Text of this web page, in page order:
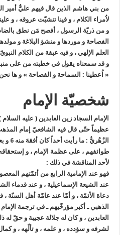
من بني هاشم الذين قال فيهم عليٌّ أمير
لاُمراء الكلام ، و فينا تنشبّت عروقه ، و
و من ذريّة الرسول ، أفصح مَن نطق
الفصاحة و موردها و منشؤ البلاغة و
العلم الإلهي ، و فيه عبقة من الكلام
و قد سمعناه يقول في خطبته من على
« اُعطينا : السماحة و الفصاحة » و ها نحن
شخصيّة الإمام
الإمام السجاد زين العابدين ( عليه
عظيماً حتّى قال فيه الشافعيّ إمام
الزُهْريُّ : ما رأيت أحداً كان أفقهَ منه6 و
طوائفهم ، على عظمة الإمام ، و
لأحد المناقشة في ذلك :
فهو عند الإمامية الرابع من أئمّتهم
عند الشيعة الإسماعيلية ، و عند قدماء
دعاة الأئمّة ، و أمّا عند عامّة أهل السنّة
الذهبي ـ أكبر مؤرخّيهم ـ في ترجمة
العابدين ، و كان له جلالة عجيبة و حقّ له
لشرفه و سؤدده ، و علمه ، و تألّهه ، و